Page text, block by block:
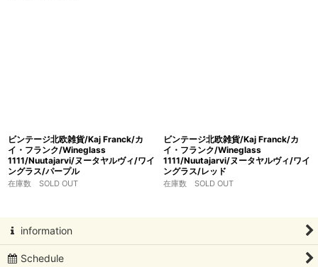
ビンテージ北欧雑貨/Kaj Franck/カ
イ・フランク/Wineglass
1111/Nuutajarvi/ヌータヤルヴィ/ワイ
ングラス/パープル
在庫数 SOLD OUT
ビンテージ北欧雑貨/Kaj Franck/カ
イ・フランク/Wineglass
1111/Nuutajarvi/ヌータヤルヴィ/ワイ
ングラス/レッド
在庫数 SOLD OUT
information
Schedule